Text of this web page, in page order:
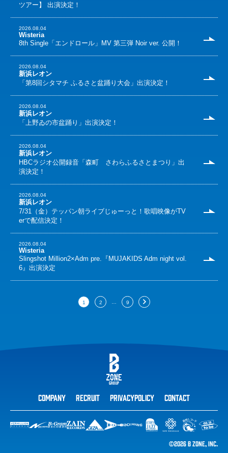
ツアー】 出演決定！
2026.08.04
Wisteria
8th Single「エンドロール」MV 第三弾 Noir ver. 公開！
2026.08.04
新浜レオン
「第8回シタマチ ふるさと盆踊り大会」出演決定！
2026.08.04
新浜レオン
「上野ゐの市盆踊り」出演決定！
2026.08.04
新浜レオン
HBCラジオ公開録音「森町 さわらふるさとまつり」出
演決定！
2026.08.04
新浜レオン
7/31（金）テッパン朝ライブじゅーっと！歌唱映像がTV
erで配信決定！
2026.08.04
Wisteria
Slingshot Million2×Adm pre.『MUJAKIDS Adm night vol.
6』出演決定
1 2 9
COMPANY RECRUIT PRIVACYPOLICY CONTACT
©2026 B ZONE, Inc.